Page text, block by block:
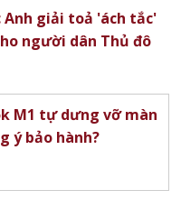
Anh giải toả 'ách tắc'
người dân Thủ đô
M1 tự dưng vỡ màn
ý bảo hành?